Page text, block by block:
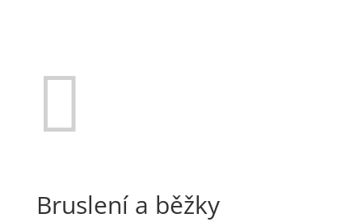

Bruslení a běžky